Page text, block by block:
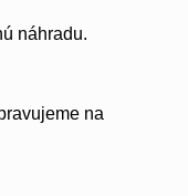
náhradu.
na